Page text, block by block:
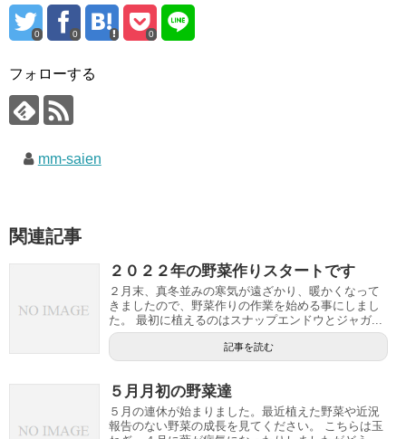
0 0 0
フォローする
mm-saien
関連記事
２０２２年の野菜作りスタートです
２月末、真冬並みの寒気が遠ざかり、暖かくなって
きましたので、野菜作りの作業を始める事にしまし
た。 最初に植えるのはスナップエンドウとジャガ...
記事を読む
５月月初の野菜達
５月の連休が始まりました。最近植えた野菜や近況
報告のない野菜の成長を見てください。 こちらは玉